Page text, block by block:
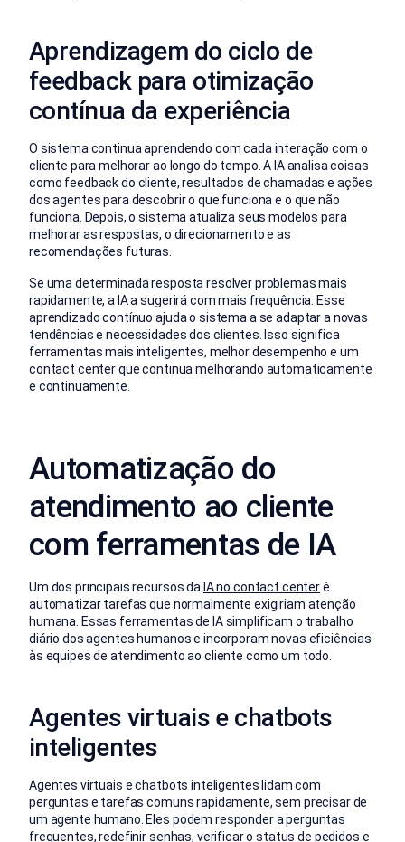
Aprendizagem do ciclo de
feedback para otimização
contínua da experiência
O sistema continua aprendendo com cada interação com o
cliente para melhorar ao longo do tempo. A IA analisa coisas
como feedback do cliente, resultados de chamadas e ações
dos agentes para descobrir o que funciona e o que não
funciona. Depois, o sistema atualiza seus modelos para
melhorar as respostas, o direcionamento e as
recomendações futuras.
Se uma determinada resposta resolver problemas mais
rapidamente, a IA a sugerirá com mais frequência. Esse
aprendizado contínuo ajuda o sistema a se adaptar a novas
tendências e necessidades dos clientes. Isso significa
ferramentas mais inteligentes, melhor desempenho e um
contact center que continua melhorando automaticamente
e continuamente.
Automatização do
atendimento ao cliente
com ferramentas de IA
Um dos principais recursos da IA no contact centeré
automatizar tarefas que normalmente exigiriam atenção
humana. Essas ferramentas de IA simplificam o trabalho
diário dos agentes humanos e incorporam novas eficiências
às equipes de atendimento ao cliente como um todo.
Agentes virtuais e chatbots
inteligentes
Agentes virtuais e chatbots inteligentes lidam com
perguntas e tarefas comuns rapidamente, sem precisar de
um agente humano. Eles podem responder a perguntas
frequentes, redefinir senhas, verificar o status de pedidos e